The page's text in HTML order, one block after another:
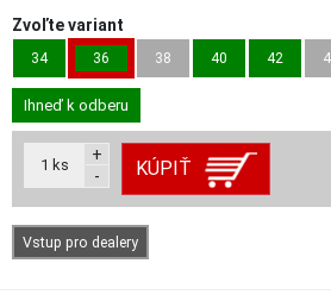
Zvoľte variant
34 36 38 40 42
Ihneď k odberu
1 ks
+
-
KÚPIŤ
Vstup pro dealery